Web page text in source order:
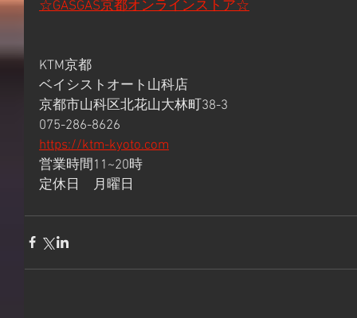
☆GASGAS京都オンラインストア☆
KTM京都
ベイシストオート山科店
京都市山科区北花山大林町38-3
075-286-8626
https://ktm-kyoto.com
営業時間11~20時
定休日　月曜日